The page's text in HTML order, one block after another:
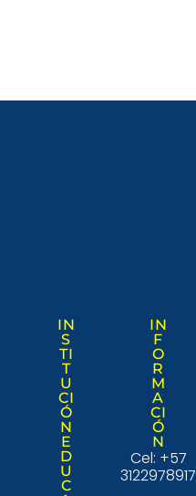
IN
S
TI
T
U
CI
Ó
N
E
D
U
C
IN
F
O
R
M
A
CI
Ó
N
Cel: +57
3122978917